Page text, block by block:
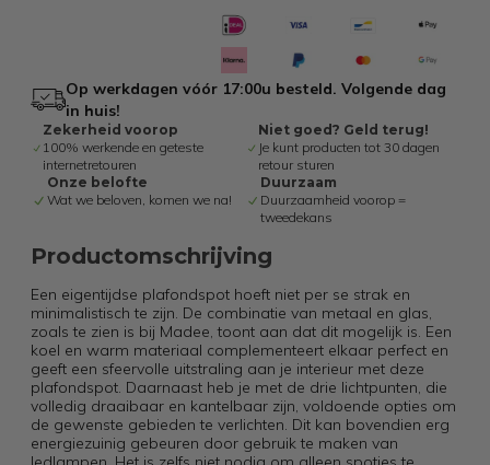
Op werkdagen vóór 17:00u besteld. Volgende dag
in huis!
Zekerheid voorop
100% werkende en geteste
internetretouren
Niet goed? Geld terug!
Je kunt producten tot 30 dagen
retour sturen
Onze belofte
Wat we beloven, komen we na!
Duurzaam
Duurzaamheid voorop =
tweedekans
Productomschrijving
Een eigentijdse plafondspot hoeft niet per se strak en
minimalistisch te zijn. De combinatie van metaal en glas,
zoals te zien is bij Madee, toont aan dat dit mogelijk is. Een
koel en warm materiaal complementeert elkaar perfect en
geeft een sfeervolle uitstraling aan je interieur met deze
plafondspot. Daarnaast heb je met de drie lichtpunten, die
volledig draaibaar en kantelbaar zijn, voldoende opties om
de gewenste gebieden te verlichten. Dit kan bovendien erg
energiezuinig gebeuren door gebruik te maken van